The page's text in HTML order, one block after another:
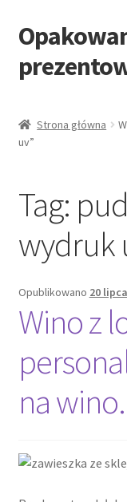
Przejdź
do
nawigacji
Przejdź
do
treści
All Categories
Cennik koszy EKO
Cennik koszy
Cennik pudełek z
Strona główna
uv”
Tag:
wydruk
Opublikowano 20
Wino z
na wino.